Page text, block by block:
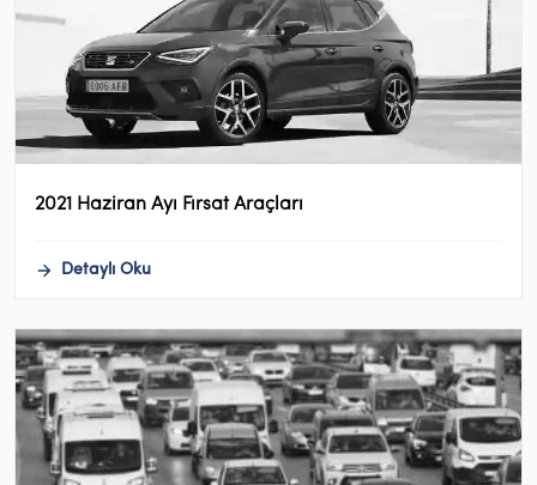
2021 Haziran Ayı Fırsat Araçları
Detaylı Oku